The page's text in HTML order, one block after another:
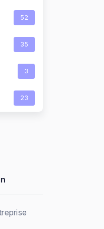
52
35
3
23